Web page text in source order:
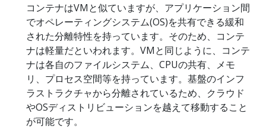
コンテナはVMと似ていますが、アプリケーション間
でオペレーティングシステム(OS)を共有できる緩和
された分離特性を持っています。そのため、コンテ
ナは軽量だといわれます。VMと同じように、コンテ
ナは各自のファイルシステム、CPUの共有、メモ
リ、プロセス空間等を持っています。基盤のインフ
ラストラクチャから分離されているため、クラウド
やOSディストリビューションを越えて移動すること
が可能です。